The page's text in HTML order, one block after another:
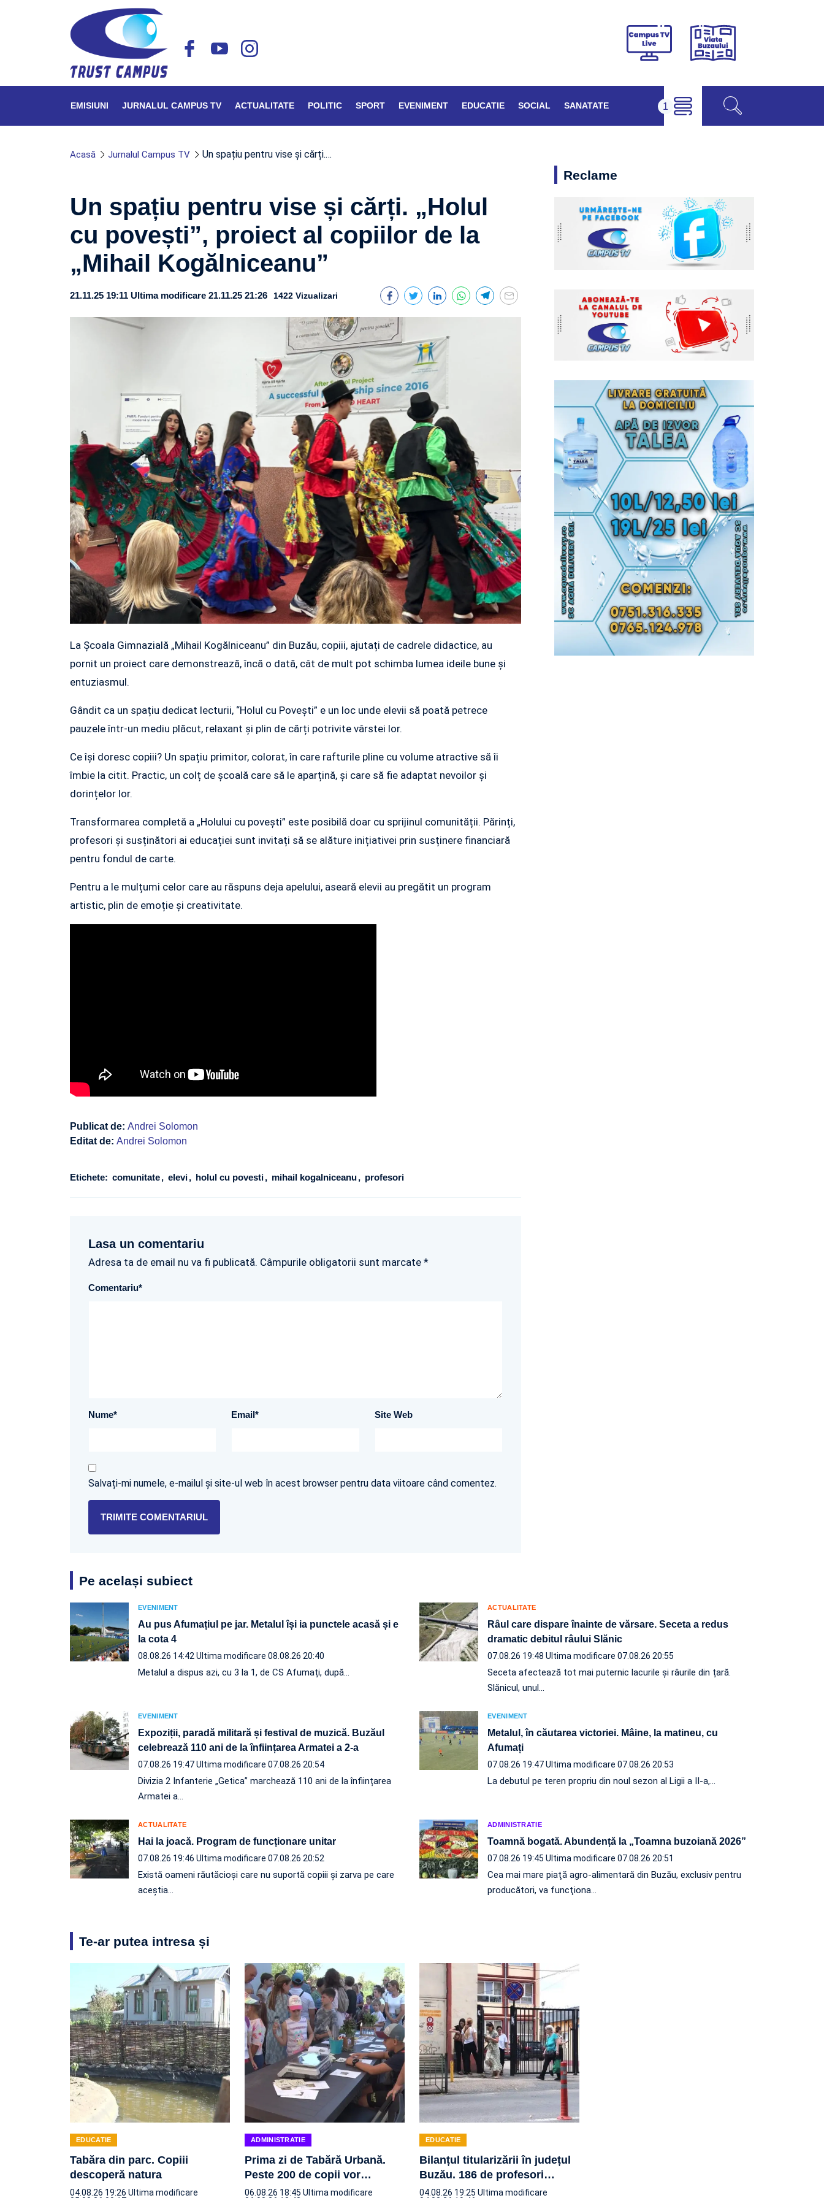
Campus
Viața
EMISIUNI JURNALUL CAMPUS TV ACTUALITATE POLITIC SPORT EVENIMENT EDUCATIE SOCIAL SANATATE
Acasă Jurnalul Campus TV Un spațiu pentru vise și cărți.…
Un spațiu pentru vise și cărți. „Holul
cu povești”, proiect al copiilor de la
„Mihail Kogălniceanu”
21.11.25 19:11 Ultima modificare 21.11.25 21:26 1422 Vizualizari
La Școala Gimnazială „Mihail Kogălniceanu” din Buzău, copiii, ajutați de cadrele didactice, au
pornit un proiect care demonstrează, încă o dată, cât de mult pot schimba lumea ideile bune și
entuziasmul.
Gândit ca un spațiu dedicat lecturii, “Holul cu Povești” e un loc unde elevii să poată petrece
pauzele într-un mediu plăcut, relaxant și plin de cărți potrivite vârstei lor.
Ce își doresc copiii? Un spațiu primitor, colorat, în care rafturile pline cu volume atractive să îi
îmbie la citit. Practic, un colț de școală care să le aparțină, și care să fie adaptat nevoilor și
dorințelor lor.
Transformarea completă a „Holului cu povești” este posibilă doar cu sprijinul comunității. Părinți,
profesori și susținători ai educației sunt invitați să se alăture inițiativei prin susținere financiară
pentru fondul de carte.
Pentru a le mulțumi celor care au răspuns deja apelului, aseară elevii au pregătit un program
artistic, plin de emoție și creativitate.
Publicat de: Andrei Solomon
Editat de: Andrei Solomon
Etichete: comunitate elevi holul cu povesti mihail kogalniceanu profesori
Lasa un comentariu
Adresa ta de email nu va fi publicată. Câmpurile obligatorii sunt marcate *
Comentariu*
Nume* Email* Site Web
Salvați-mi numele, e-mailul și site-ul web în acest browser pentru data viitoare când comentez.
Reclame
Pe același subiect
EVENIMENT
Au pus Afumațiul pe jar. Metalul își ia punctele acasă și e
la cota 4
08.08.26 14:42 Ultima modificare 08.08.26 20:40
Metalul a dispus azi, cu 3 la 1, de CS Afumați, după…
ACTUALITATE
Râul care dispare înainte de vărsare. Seceta a redus
dramatic debitul râului Slănic
07.08.26 19:48 Ultima modificare 07.08.26 20:55
Seceta afectează tot mai puternic lacurile și râurile din țară.
Slănicul, unul…
EVENIMENT
Expoziții, paradă militară și festival de muzică. Buzăul
celebrează 110 ani de la înființarea Armatei a 2-a
07.08.26 19:47Ultima modificare 07.08.26 20:54
Divizia 2 Infanterie „Getica” marchează 110 ani de la înființarea
Armatei a…
EVENIMENT
Metalul, în căutarea victoriei. Mâine, la matineu, cu
Afumați
07.08.26 19:47Ultima modificare 07.08.26 20:53
La debutul pe teren propriu din noul sezon al Ligii a II-a,…
ACTUALITATE
Hai la joacă. Program de funcționare unitar
07.08.26 19:46 Ultima modificare 07.08.26 20:52
Există oameni răutăcioși care nu suportă copiii și zarva pe care
aceștia…
ADMINISTRATIE
Toamnă bogată. Abundență la „Toamna buzoiană 2026”
07.08.26 19:45 Ultima modificare 07.08.26 20:51
Cea mai mare piaţă agro-alimentară din Buzău, exclusiv pentru
producători, va funcţiona…
Te-ar putea intresa și
EDUCATIE
Tabăra din parc. Copiii
descoperă natura
04.08.26 19:26 Ultima modificare
ADMINISTRATIE
Prima zi de Tabără Urbană.
Peste 200 de copii vor…
06.08.26 18:45 Ultima modificare
EDUCATIE
Bilanțul titularizării în județul
Buzău. 186 de profesori…
04.08.26 19:25 Ultima modificare